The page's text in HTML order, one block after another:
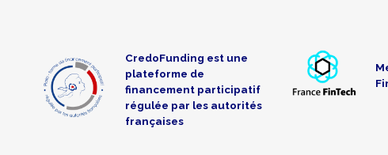
CredoFunding est une
plateforme de
financement participatif
régulée par les autorités
françaises